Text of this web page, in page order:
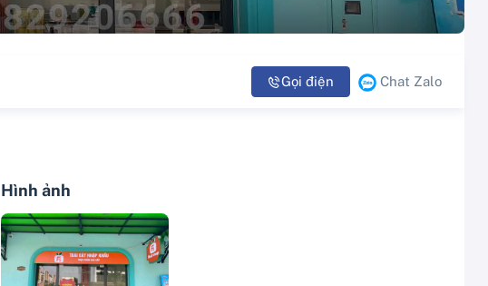
Gọi điện Chat Zalo
Hình ảnh